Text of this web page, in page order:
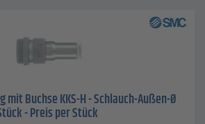
mit Buchse KKS-H - Schlauch-Außen-Ø
- Preis per Stück